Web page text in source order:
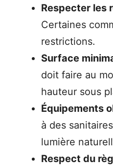
Respecter les
Certaines
restrictions.
Surface
doit faire au
hauteur sous
Équipements
à des
lumière
Respect du